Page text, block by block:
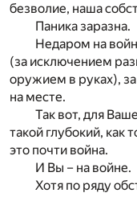
безволие, наша
Паника заразна.
Недаром на
(за исключением
оружием в руках),
на месте.
Так вот, для
такой глубокий, как
это почти война.
И Вы – на войне.
Хотя по ряду